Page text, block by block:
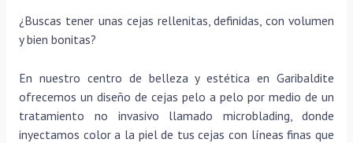
¿Buscas tener unas cejas rellenitas, definidas, con volumen
y bien bonitas?
En nuestro centro de belleza y estética en Garibaldite
ofrecemos un diseño de cejas pelo a pelo por medio de un
tratamiento no invasivo llamado microblading, donde
inyectamos color a la piel de tus cejas con líneas finas que